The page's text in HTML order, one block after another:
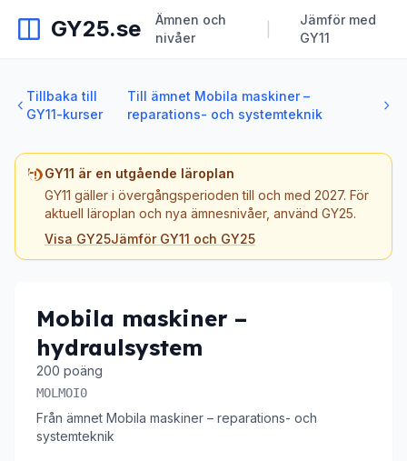
GY25.se
Ämnen och
nivåer
Jämför med
GY11
Tillbaka till
GY11-kurser
Till ämnet Mobila maskiner –
reparations- och systemteknik
GY11 är en utgående läroplan
GY11 gäller i övergångsperioden till och med 2027. För
aktuell läroplan och nya ämnesnivåer, använd GY25.
Visa GY25Jämför GY11 och GY25
Mobila maskiner –
hydraulsystem
200 poäng
MOLMOI0
Från ämnet Mobila maskiner – reparations- och
systemteknik